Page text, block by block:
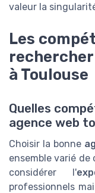
valeur la
Les
rechercher
à Toulouse
Quelles
agence web
Choisir la bonne
ensemble varié de
considérer l'
professionnels